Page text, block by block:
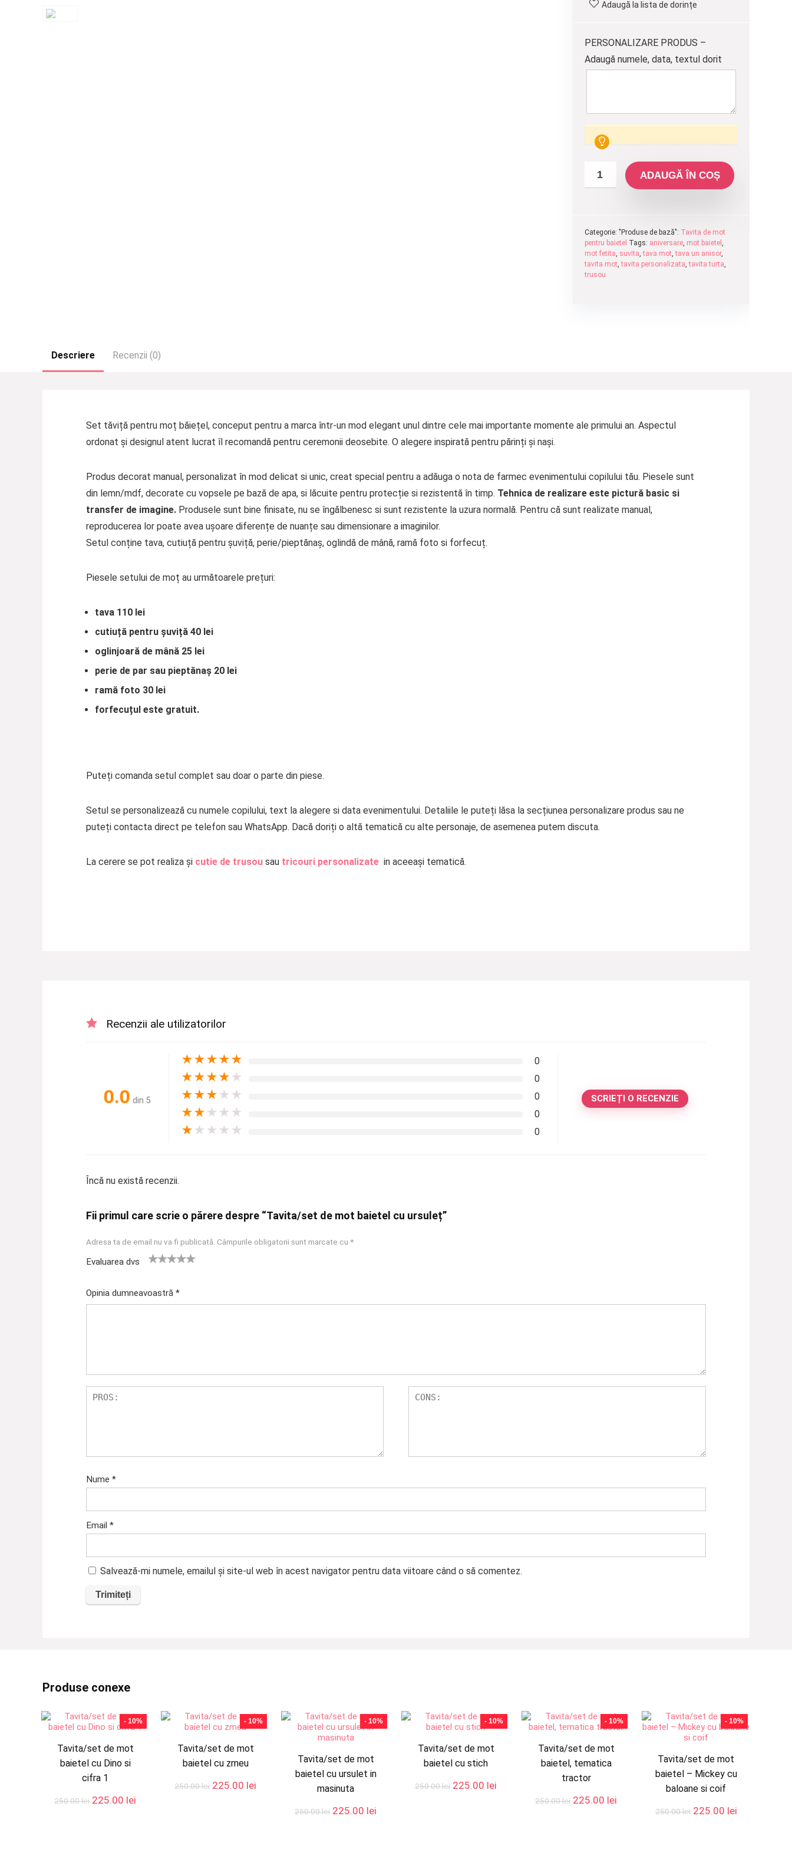
fost:
225.00 lei.
Adaugă la lista de dorințe
PERSONALIZARE PRODUS –
Adaugă numele, data, textul dorit
ADAUGĂ ÎN COȘ
Categorie: "Produse de bază": Tavita de mot
pentru baietel Tags: aniversare, mot baietel ,
mot fetita, suvita,tava mot,tava un anisor,
tavita mot,tavita personalizata,tavita turta,
trusou
Descriere Recenzii (0)
Set tăviță pentru moț băiețel, conceput pentru a marca într-un mod elegant unul dintre cele mai importante momente ale primului an. Aspectul
ordonat și designul atent lucrat îl recomandă pentru ceremonii deosebite. O alegere inspirată pentru părinți și nași.
Produs decorat manual, personalizat în mod delicat si unic, creat special pentru a adăuga o nota de farmec evenimentului copilului tău. Piesele sunt
din lemn/mdf, decorate cu vopsele pe bază de apa, si lăcuite pentru protecție si rezistentă în timp. Tehnica de realizare este pictură basic si
transfer de imagine.Produsele sunt bine finisate, nu se îngălbenesc si sunt rezistente la uzura normală. Pentru că sunt realizate manual,
reproducerea lor poate avea ușoare diferențe de nuanțe sau dimensionare a imaginilor.
Setul conține tava, cutiuță pentru șuviță, perie/pieptănaș, oglindă de mână, ramă foto si forfecuț.
Piesele setului de moț au următoarele prețuri:
tava 110 lei
cutiuță pentru șuviță 40 lei
oglinjoară de mână 25 lei
perie de par sau pieptănaș 20 lei
ramă foto 30 lei
forfecuțul este gratuit.
Puteți comanda setul complet sau doar o parte din piese.
Setul se personalizează cu numele copilului, text la alegere si data evenimentului. Detaliile le puteți lăsa la secțiunea personalizare produs sau ne
puteți contacta direct pe telefon sau WhatsApp. Dacă doriți o altă tematică cu alte personaje, de asemenea putem discuta.
La cerere se pot realiza șicutie de trusousau tricouri personalizate in aceeași tematică.
Recenzii ale utilizatorilor
0.0 din 5
★★★★★ 0
★★★★ ★ 0
★★★ ★ ★ 0
★★ ★ ★ ★ 0
★ ★ ★ ★ ★ 0
SCRIEȚI O RECENZIE
Încă nu există recenzii.
Fii primul care scrie o părere despre “Tavita/set de mot baietel cu ursuleț”
Adresa ta de email nu va fi publicată. Câmpurile obligatorii sunt marcate cu *
Evaluarea dvs
di
e
5
stele
stele
stele
Opinia dumneavoastră *
Nume *
Email *
Salvează-mi numele, emailul și site-ul web în acest navigator pentru data viitoare când o să comentez.
Produse conexe
- 10%
Tavita/set de mot
baietel cu Dino si
cifra 1
250.00lei Prețul
225.00 lei
- 10%
Tavita/set de mot
baietel cu zmeu
250.00lei Prețul
225.00 lei
- 10%
Tavita/set de mot
baietel cu ursulet in
masinuta
250.00lei Prețul
225.00 lei
- 10%
Tavita/set de mot
baietel cu stich
250.00lei Prețul
225.00 lei
- 10%
Tavita/set de mot
baietel, tematica
tractor
250.00lei Prețul
225.00 lei
- 10%
Tavita/set de mot
baietel – Mickey cu
baloane si coif
250.00lei Prețul
225.00 leiPrețul